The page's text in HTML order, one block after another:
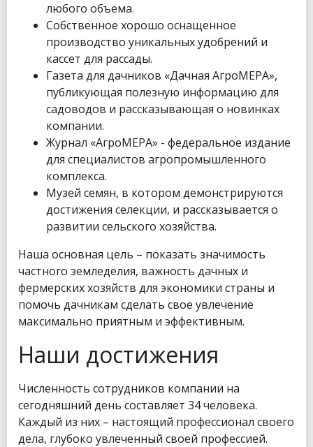
любого объема.
Собственное хорошо оснащенное
производство уникальных удобрений и
кассет для рассады.
Газета для дачников «Дачная АгроМЕРА»,
публикующая полезную информацию для
садоводов и рассказывающая о новинках
компании.
Журнал «АгроМЕРА» - федеральное издание
для специалистов агропромышленного
комплекса.
Музей семян, в котором демонстрируются
достижения селекции, и рассказывается о
развитии сельского хозяйства.
Наша основная цель – показать значимость
частного земледелия, важность дачных и
фермерских хозяйств для экономики страны и
помочь дачникам сделать свое увлечение
максимально приятным и эффективным.
Наши достижения
Численность сотрудников компании на
сегодняшний день составляет 34 человека.
Каждый из них – настоящий профессионал своего
дела, глубоко увлеченный своей профессией.